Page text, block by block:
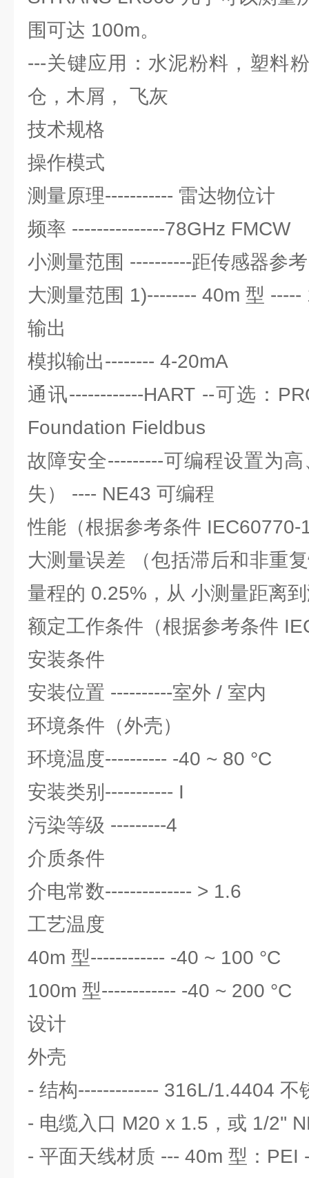
围可达 100m。
---关键应用：水泥粉料，塑料
仓，木屑， 飞灰
技术规格
操作模式
测量原理----------- 雷达物位计
频率 ---------------78GHz FMCW
小测量范围 ----------距传感器参
大测量范围 1)-------- 40m 型 -----
输出
模拟输出-------- 4-20mA
通讯------------HART --可选：
Foundation Fieldbus
故障安全---------可编程设置为
失） ---- NE43 可编程
性能（根据参考条件 IEC60770-
大测量误差 （包括滞后和非重
量程的 0.25%，从 小测量距离
额定工作条件（根据参考条件
安装条件
安装位置 ----------室外 / 室内
环境条件（外壳）
环境温度---------- -40 ~ 80 °C
安装类别----------- I
污染等级 ---------4
介质条件
介电常数-------------- > 1.6
工艺温度
40m 型------------ -40 ~ 100 °C
100m 型------------ -40 ~ 200 °C
设计
外壳
- 结构------------- 316L/1.4404 不
- 电缆入口 M20 x 1.5，或 1/2''
- 平面天线材质 --- 40m 型：PEI